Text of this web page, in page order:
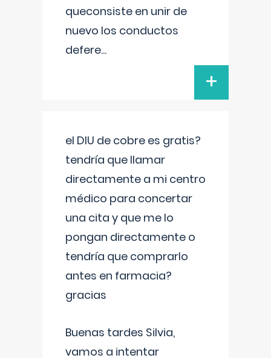
queconsiste en unir de
nuevo los conductos
defere...
+
el DIU de cobre es gratis?
tendría que llamar
directamente a mi centro
médico para concertar
una cita y que me lo
pongan directamente o
tendría que comprarlo
antes en farmacia?
gracias
Buenas tardes Silvia,
vamos a intentar